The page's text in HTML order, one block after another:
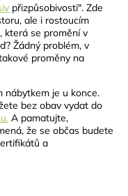
přizpůsobivosti". Zde
ale i rostoucím
která se promění v
Žádný problém, v
proměny na
nábytkem je u konce.
bez obav vydat do
A pamatujte,
že se občas budete
a